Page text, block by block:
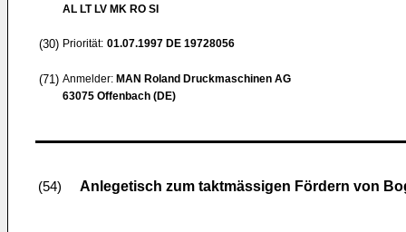
AL LT LV MK RO SI
(30) Priorität: 01.07.1997 DE 19728056
(71) Anmelder: MAN Roland Druckmaschinen AG
63075 Offenbach (DE)
(54) Anlegetisch zum taktmässigen Fördern von